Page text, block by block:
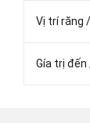
Vị trí răng
Gía trị đến